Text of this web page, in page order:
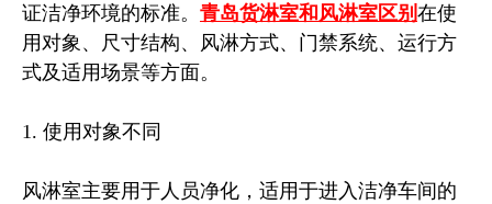
证洁净环境的标准。 青岛货淋室和风淋室区别 在使
用对象、尺寸结构、风淋方式、门禁系统、运行方
式及适用场景等方面。
1. 使用对象不同
风淋室主要用于人员净化，适用于进入洁净车间的